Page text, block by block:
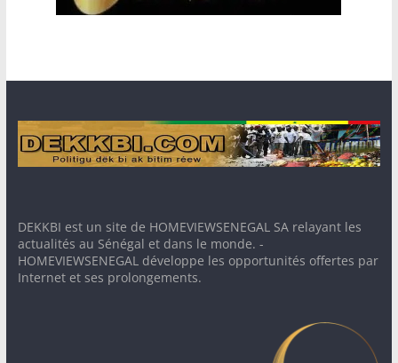
DEKKBI est un site de HOMEVIEWSENEGAL SA relayant les
actualités au Sénégal et dans le monde. -
HOMEVIEWSENEGAL développe les opportunités offertes par
Internet et ses prolongements.